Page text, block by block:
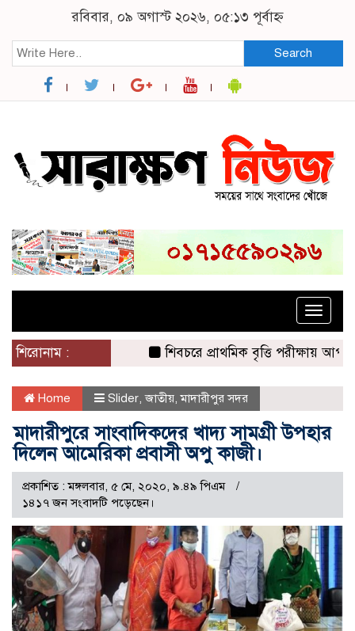
রবিবার, ০৯ অগাস্ট ২০২৬, ০৫:১৩ পূর্বাহ্ন
Search
Toggle
শিরোনাম :
শিবচরে প্রাথমিক বৃত্তি পরীক্ষায় আপন
Home Slider,জাতীয়,মাদারীপুর সদর
মাদারীপুরে সাংবাদিকদের খাদ্য সামগ্রী উপহার
দিলেন আমেরিকা প্রবাসী অপু কাজী।
প্রকাশিত : মঙ্গলবার, ৫ মে, ২০২০, ৯.৪৯ পিএম
১৪১৭ জন সংবাদটি পড়েছেন।